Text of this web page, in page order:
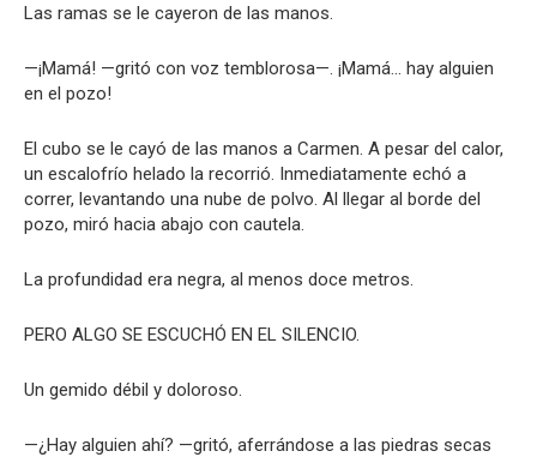
Las ramas se le cayeron de las manos.
—¡Mamá! —gritó con voz temblorosa—. ¡Mamá… hay alguien
en el pozo!
El cubo se le cayó de las manos a Carmen. A pesar del calor,
un escalofrío helado la recorrió. Inmediatamente echó a
correr, levantando una nube de polvo. Al llegar al borde del
pozo, miró hacia abajo con cautela.
La profundidad era negra, al menos doce metros.
PERO ALGO SE ESCUCHÓ EN EL SILENCIO.
Un gemido débil y doloroso.
—¿Hay alguien ahí? —gritó, aferrándose a las piedras secas